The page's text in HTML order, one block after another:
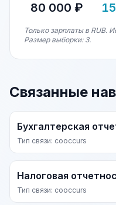
80 000 ₽
Только зарплаты в RUB.
Размер выборки: 3.
Связанные
Бухгалтерская
Тип связи: cooccurs
Налоговая
Тип связи: cooccurs